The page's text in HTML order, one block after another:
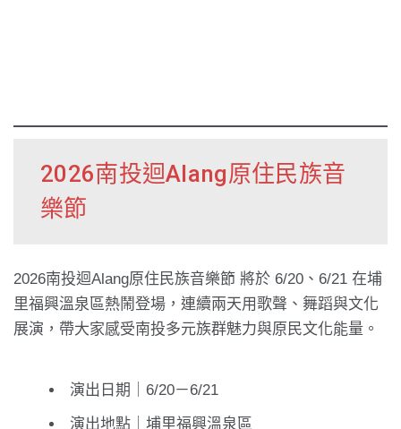
2026南投迴Alang原住民族音
樂節
2026南投迴Alang原住民族音樂節 將於 6/20、6/21 在埔
里福興溫泉區熱鬧登場，連續兩天用歌聲、舞蹈與文化
展演，帶大家感受南投多元族群魅力與原民文化能量。
演出日期｜6/20－6/21
演出地點｜埔里福興溫泉區